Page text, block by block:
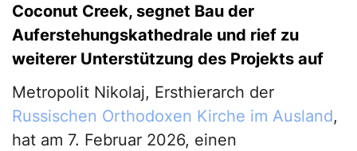
Coconut Creek, segnet Bau der
Auferstehungskathedrale und rief zu
weiterer Unterstützung des Projekts auf
Metropolit Nikolaj, Ersthierarch der
Russischen Orthodoxen Kirche im Ausland,
hat am 7. Februar 2026, einen